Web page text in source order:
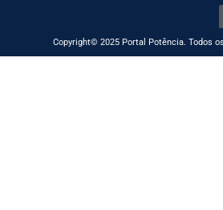
Copyright© 2025 Portal Potência. Todos